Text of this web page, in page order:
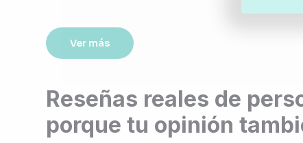
Ver más
Reseñas reales de
porque tu opinión